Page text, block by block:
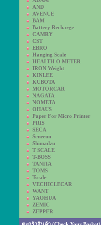
AND
AVENUE
BAM
Battery Recharge
CAMRY
CST
EBRO
Hanging Scale
HEALTH O METER
IRON Weight
KINLEE
KUBOTA
MOTORCAR
NAGATA
NOMETA
OHAUS
Paper For Micro Printer
PRIS
SECA
Seneeun
Shimadzu
T SCALE
T-BOSS
TANITA
TOMS
Tscale
VECHICLECAR
WANT
YAOHUA
ZEMIC
ZEPPER